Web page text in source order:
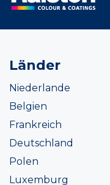
Länder
Niederlande
Belgien
Frankreich
Deutschland
Polen
Luxemburg